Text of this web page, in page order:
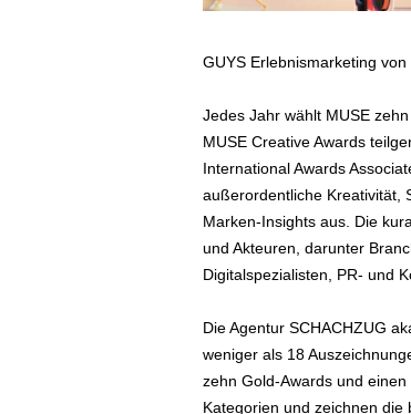
GUYS Erlebnismarketing
Jedes Jahr wählt MUSE
MUSE Creative Awards
International Awards
außerordentliche Kreativität,
Marken-Insights aus. Die
und Akteuren, darunter
Digitalspezialisten, PR- und
Die Agentur SCHACHZUG
weniger als 18
zehn Gold-Awards und
Kategorien und zeichnen die